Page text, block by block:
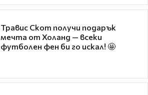
Травис Скот получи подарък
мечта от Холанд — всеки
футболен фен би го искал! 🤩